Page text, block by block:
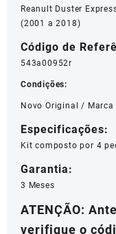
Reanult Duster
(2001 a 2018)
Código de
543a00952r
Condições:
Novo Original / Marca
Especificações:
Kit composto por 4
Garantia:
3 Meses
ATENÇÃO:
verifique o